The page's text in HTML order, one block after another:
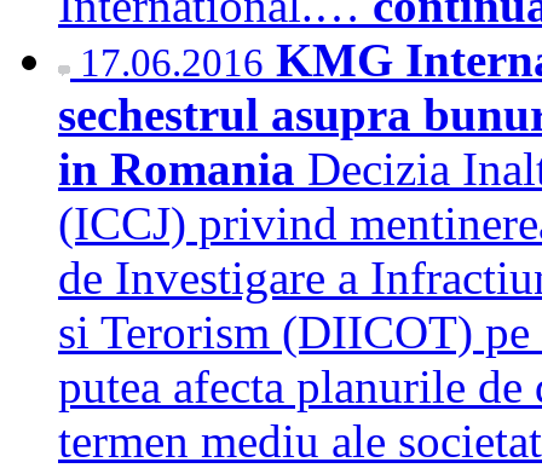
17.06.2016 KMG
sechestrul asupra
in Romania Decizia
(ICCJ) privind
de Investigare a
si Terorism (DIICOT)
putea afecta planurile
termen mediu ale